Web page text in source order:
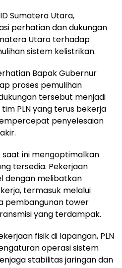
Sumatera Utara,
perhatian dan dukungan
Utara terhadap
sistem kelistrikan.
Bapak Gubernur
proses pemulihan
tersebut menjadi
PLN yang terus bekerja
penyelesaian
saat ini mengoptimalkan
tersedia. Pekerjaan
dengan melibatkan
termasuk melalui
pembangunan tower
yang terdampak.
fisik di lapangan, PLN
operasi sistem
stabilitas jaringan dan